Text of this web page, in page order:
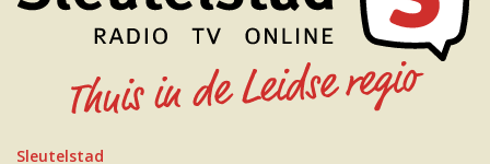
Sleutelstad